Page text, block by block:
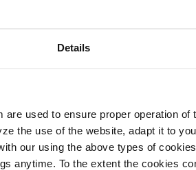
Details
used to ensure proper operation
the use of the website, adapt it to
our using the above types of
anytime. To the extent the cookies